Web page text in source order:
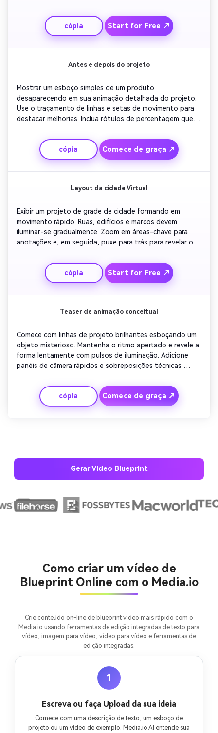
iluminação cian suave. Termine com uma simulação de
velocidade total de todas as engrenagens trabalhando
em sincronia, perfeita para tutoriais ou demonstrações.
cópia Start for Free ↗
Antes e depois do projeto
Mostrar um esboço simples de um produto
desaparecendo em sua animação detalhada do projeto.
Use o traçamento de linhas e setas de movimento para
destacar melhorias. Inclua rótulos de percentagem que
uma revelação do projeto final em uma grade limpa,
pronto para ser postado como um clipe de
transformação social.
cópia Comece de graça ↗
Layout da cidade Virtual
Exibir um projeto de grade de cidade formando em
movimento rápido. Ruas, edifícios e marcos devem
iluminar-se gradualmente. Zoom em áreas-chave para
anotações e, em seguida, puxe para trás para revelar o
para designers urbanos e criadores de conteúdo de
construção de mundos digitais.
cópia Start for Free ↗
Teaser de animação conceitual
Comece com linhas de projeto brilhantes esboçando um
objeto misterioso. Mantenha o ritmo apertado e revele a
forma lentamente com pulsos de iluminação. Adicione
panéis de câmera rápidos e sobreposições técnicas
revelação completa do projeto com a legenda 'Em breve'.
Ótimo para vídeos promocionais ou teaser.
cópia Comece de graça ↗
Gerar Vídeo Blueprint
Como criar um vídeo de
Blueprint Online com o Media.io
Crie conteúdo on-line de blueprint video mais rápido com o
Media.io usando ferramentas de edição integradas de texto para
vídeo, imagem para vídeo, vídeo para vídeo e ferramentas de
edição integradas.
1
Escreva ou faça Upload da sua ideia
Comece com uma descrição de texto, um esboço de
projeto ou um vídeo de exemplo. Media.io AI entende sua
100% grátis!
Comece Grátis →